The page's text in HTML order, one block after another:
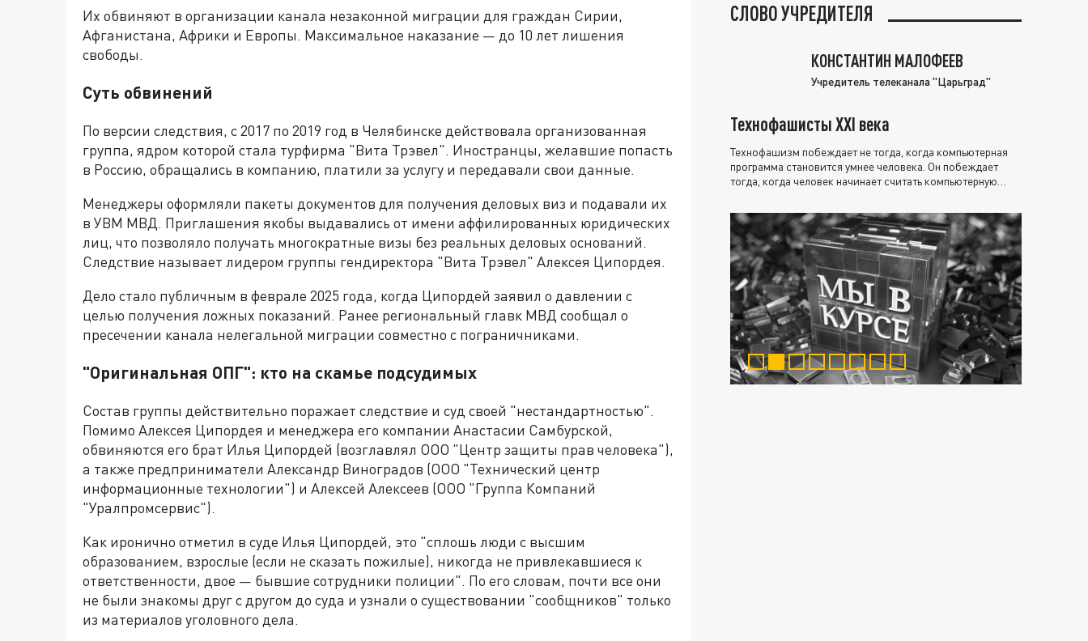
Их обвиняют в организации канала незаконной миграции для граждан Сирии,
Афганистана, Африки и Европы. Максимальное наказание — до 10 лет лишения
свободы.
Суть обвинений
По версии следствия, с 2017 по 2019 год в Челябинске действовала организованная
группа, ядром которой стала турфирма "Вита Трэвел". Иностранцы, желавшие попасть
в Россию, обращались в компанию, платили за услугу и передавали свои данные.
Менеджеры оформляли пакеты документов для получения деловых виз и подавали их
в УВМ МВД. Приглашения якобы выдавались от имени аффилированных юридических
лиц, что позволяло получать многократные визы без реальных деловых оснований.
Следствие называет лидером группы гендиректора "Вита Трэвел" Алексея Ципордея.
Дело стало публичным в феврале 2025 года, когда Ципордей заявил о давлении с
целью получения ложных показаний. Ранее региональный главк МВД сообщал о
пресечении канала нелегальной миграции совместно с пограничниками.
"Оригинальная ОПГ": кто на скамье подсудимых
Состав группы действительно поражает следствие и суд своей "нестандартностью".
Помимо Алексея Ципордея и менеджера его компании Анастасии Самбурской,
обвиняются его брат Илья Ципордей (возглавлял ООО "Центр защиты прав человека"),
а также предприниматели Александр Виноградов (ООО "Технический центр
информационные технологии") и Алексей Алексеев (ООО "Группа Компаний
"Уралпромсервис").
Как иронично отметил в суде Илья Ципордей, это "сплошь люди с высшим
образованием, взрослые (если не сказать пожилые), никогда не привлекавшиеся к
ответственности, двое — бывшие сотрудники полиции". По его словам, почти все они
не были знакомы друг с другом до суда и узнали о существовании "сообщников" только
из материалов уголовного дела.
СЛОВО УЧРЕДИТЕЛЯ
КОНСТАНТИН МАЛОФЕЕВ
Учредитель телеканала "Царьград"
Технофашисты XXI века
Технофашизм побеждает не тогда, когда компьютерная
программа становится умнее человека. Он побеждает
тогда, когда человек начинает считать компьютерную